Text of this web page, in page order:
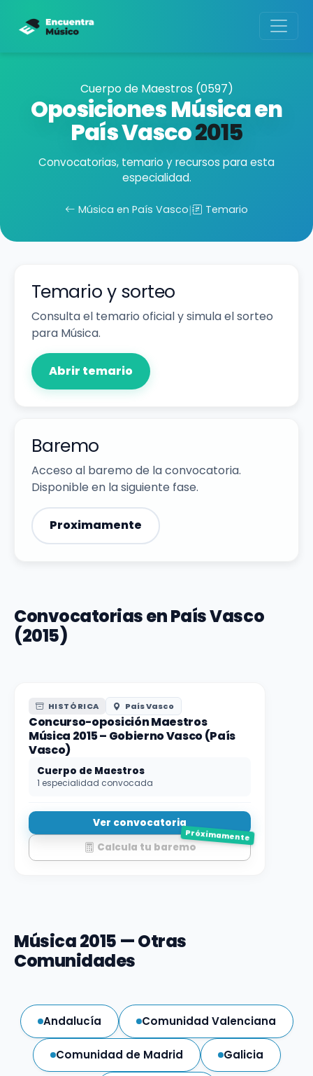
Cuerpo de Maestros (0597)
Oposiciones Música en
País Vasco2015
Convocatorias, temario y recursos para esta
especialidad.
Música en País Vasco| Temario
Temario y sorteo
Consulta el temario oficial y simula el sorteo
para Música.
Abrir temario
Baremo
Acceso al baremo de la convocatoria.
Disponible en la siguiente fase.
Proximamente
Convocatorias en País Vasco
(2015)
HISTÓRICA País Vasco
Concurso-oposición Maestros
Música 2015 – Gobierno Vasco (País
Vasco)
Cuerpo de Maestros
1 especialidad convocada
Ver convocatoria
Calcula tu baremo
Próximamente
Música 2015 — Otras
Comunidades
Andalucía Comunidad Valenciana
Comunidad de Madrid Galicia